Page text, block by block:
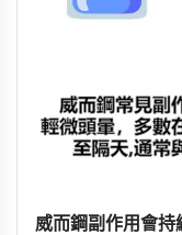
威而鋼副作用會